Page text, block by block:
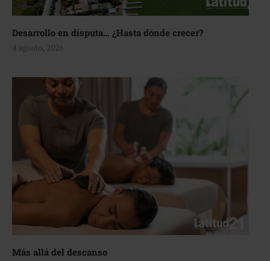
Desarrollo en disputa… ¿Hasta dónde crecer?
4 agosto, 2026
Más allá del descanso